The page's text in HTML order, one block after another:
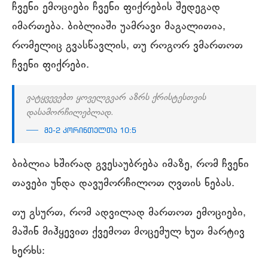
ჩვენი ემოციები ჩვენი ფიქრების შედეგად
იმართება. ბიბლიაში უამრავი მაგალითია,
რომელიც გვასწავლის, თუ როგორ ვმართოთ
ჩვენი ფიქრები.
ვატყვევებთ ყოველგვარ აზრს ქრისტესთვის
დასამორჩილებლად.
მე-2 კორინთელთა 10:5
ბიბლია ხშირად გვესაუბრება იმაზე, რომ ჩვენი
თავები უნდა დავუმორჩილოთ ღვთის ნებას.
თუ გსურთ, რომ ადვილად მართოთ ემოციები,
მაშინ მიჰყევით ქვემოთ მოცემულ ხუთ მარტივ
ხერხს: